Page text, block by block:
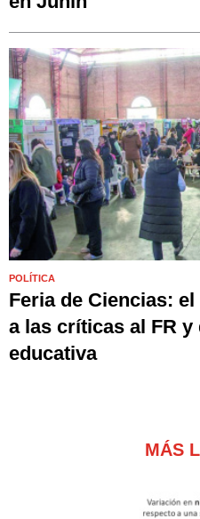
POLÍTICA
Feria de Ciencias:
a las críticas al FR
educativa
MÁS